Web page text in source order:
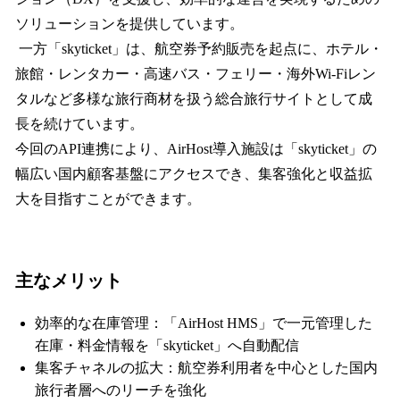
ソリューションを提供しています。
一方「skyticket」は、航空券予約販売を起点に、ホテル・
旅館・レンタカー・高速バス・フェリー・海外Wi-Fiレン
タルなど多様な旅行商材を扱う総合旅行サイトとして成
長を続けています。
今回のAPI連携により、AirHost導入施設は「skyticket」の
幅広い国内顧客基盤にアクセスでき、集客強化と収益拡
大を目指すことができます。
主なメリット
効率的な在庫管理：「AirHost HMS」で一元管理した
在庫・料金情報を「skyticket」へ自動配信
集客チャネルの拡大：航空券利用者を中心とした国内
旅行者層へのリーチを強化